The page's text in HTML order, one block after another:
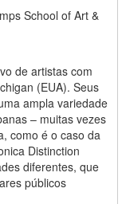
School of Art &
de artistas com
(EUA). Seus
ampla variedade
– muitas vezes
como é o caso da
Distinction
diferentes, que
públicos